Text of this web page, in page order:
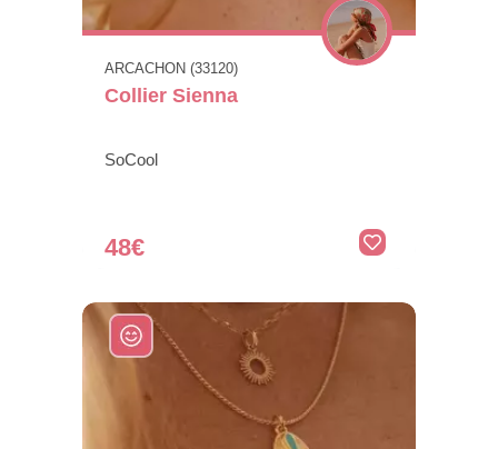
ARCACHON (33120)
Collier Sienna
SoCool
48€